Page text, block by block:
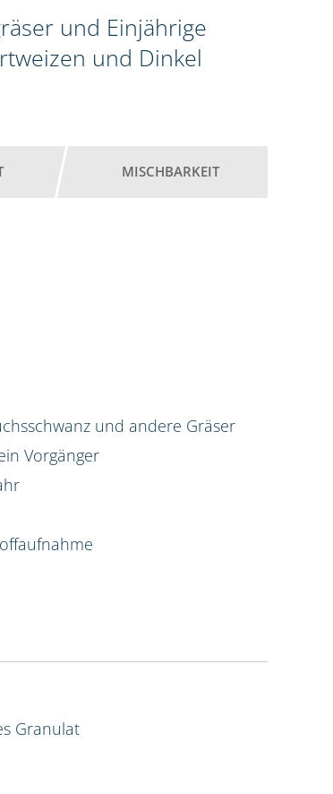
und Einjährige
und Dinkel
MISCHBARKEIT
und andere Gräser
Vorgänger
Granulat